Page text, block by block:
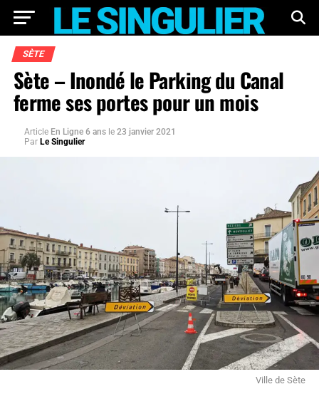
SÈTE
Sète – Inondé le Parking du Canal
ferme ses portes pour un mois
Article En Ligne 6 ans le 23 janvier 2021
Par Le Singulier
Ville de Sète